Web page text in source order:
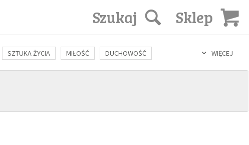
Sklep
Szukaj
WIĘCEJ
SZTUKA ŻYCIA MIŁOŚĆ DUCHOWOŚĆ
FILOZOFIA KULTURA ŚWIĘCI SEKS IN VITRO